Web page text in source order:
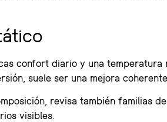
confort diario y una temperatura
suele ser una mejora
revisa también familias
visibles.